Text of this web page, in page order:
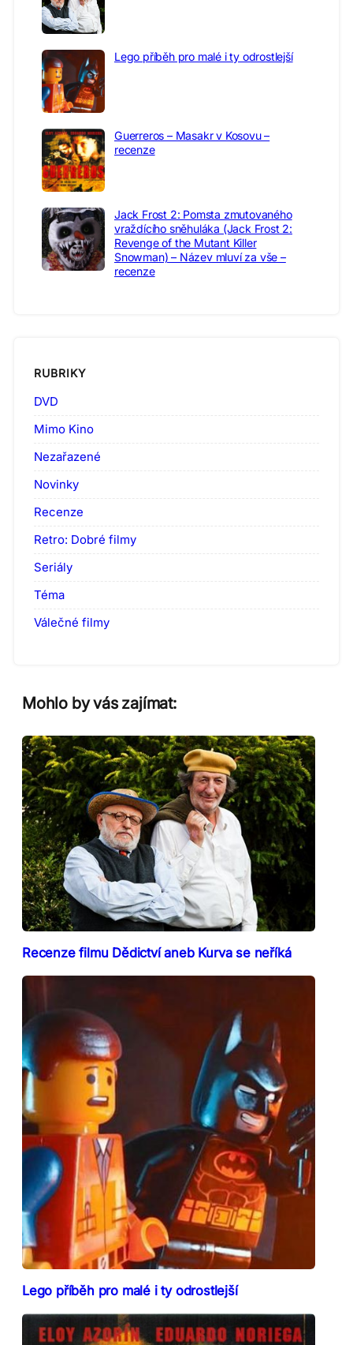
Lego příběh pro malé i ty odrostlejší
Guerreros – Masakr v Kosovu –
recenze
Jack Frost 2: Pomsta zmutovaného
vraždícího sněhuláka (Jack Frost 2:
Revenge of the Mutant Killer
Snowman) – Název mluví za vše –
recenze
RUBRIKY
DVD
Mimo Kino
Nezařazené
Novinky
Recenze
Retro: Dobré filmy
Seriály
Téma
Válečné filmy
Mohlo by vás zajímat:
Recenze filmu Dědictví aneb Kurva se neříká
Lego příběh pro malé i ty odrostlejší